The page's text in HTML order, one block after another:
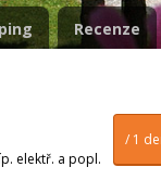
Recenze
/ 1
elektř. a popl.